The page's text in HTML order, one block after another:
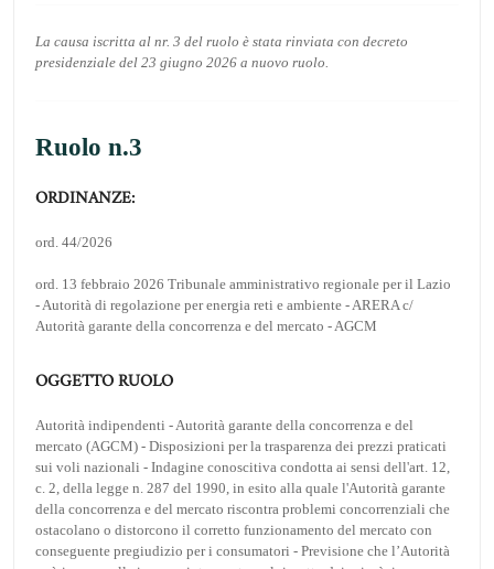
La causa iscritta al nr. 3 del ruolo è stata rinviata con decreto
presidenziale del 23 giugno 2026 a nuovo ruolo.
Ruolo n.3
ORDINANZE:
ord. 44/2026
ord. 13 febbraio 2026 Tribunale amministrativo regionale per il Lazio
- Autorità di regolazione per energia reti e ambiente - ARERA c/
Autorità garante della concorrenza e del mercato - AGCM
OGGETTO RUOLO
Autorità indipendenti - Autorità garante della concorrenza e del
mercato (AGCM) - Disposizioni per la trasparenza dei prezzi praticati
sui voli nazionali - Indagine conoscitiva condotta ai sensi dell'art. 12,
c. 2, della legge n. 287 del 1990, in esito alla quale l'Autorità garante
della concorrenza e del mercato riscontra problemi concorrenziali che
ostacolano o distorcono il corretto funzionamento del mercato con
conseguente pregiudizio per i consumatori - Previsione che l’Autorità